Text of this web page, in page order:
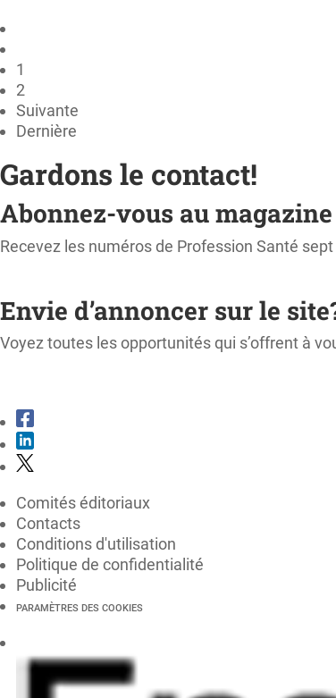
1
2
Suivante
Dernière
Gardons le contact!
Abonnez-vous au magazine
Recevez les numéros de Profession Santé
Envie d’annoncer sur le
Voyez toutes les opportunités qui s’offrent à
Comités éditoriaux
Contacts
Conditions d'utilisation
Politique de confidentialité
Publicité
PARAMÈTRES DES COOKIES